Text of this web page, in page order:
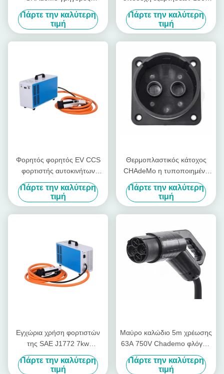
φορτιστής εγχώριου
συνεχούς ρεύματος
φορτιστών cOem για τη EV
Πάρτε την καλύτερη
τιμή
Chademo EV ΣΥΝΕΧΩΝ
γρήγορη 90KW Chademo
υποδοχών
Πάρτε την καλύτερη
τιμή
Φορητός φορητός EV CCS
φορτιστής αυτοκινήτων
ΣΥΝΕΧΏΝ CHAdeMo
γρήγορος φορτιστών 15kw
Πάρτε την καλύτερη
τιμή
Θερμοπλαστικός κάτοχος
CHAdeMo η τυποποιημένη
EV βουλωμάτων της EV που
χρεώνει την πιστολιοθήκη
καλωδίων
Πάρτε την καλύτερη
τιμή
Εγχώρια χρήση φορτιστών
της SAE J1772 7kw
CHAdeMo γρήγορη για το
ηλεκτρικό όχημα
Πάρτε την καλύτερη
τιμή
Μαύρο καλώδιο 5m χρέωσης
63A 750V Chademo φλόγα -
βαθμός UL94 β-0
καθυστερούντω
Πάρτε την καλύτερη
τιμή